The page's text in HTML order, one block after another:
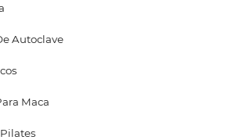
Autoclave
Maca